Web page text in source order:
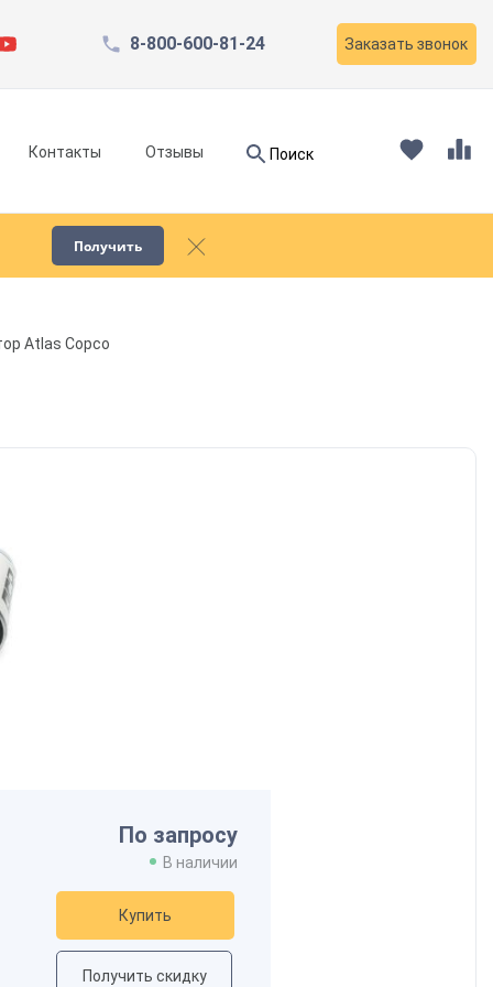
8-800-600-81-24 Заказать звонок
Контакты Отзывы Поиск
Получить
Atlas Copco
По запросу
В наличии
Купить
Получить скидку